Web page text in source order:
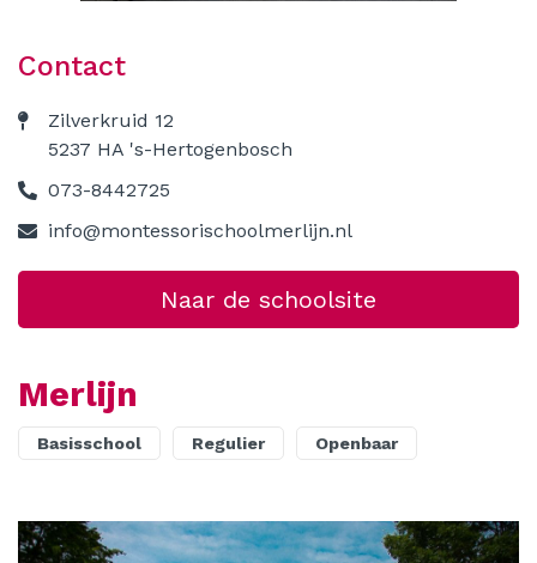
Contact
Zilverkruid 12
5237 HA 's-Hertogenbosch
073-8442725
info@montessorischoolmerlijn.nl
Naar de schoolsite
Merlijn
Basisschool Regulier Openbaar